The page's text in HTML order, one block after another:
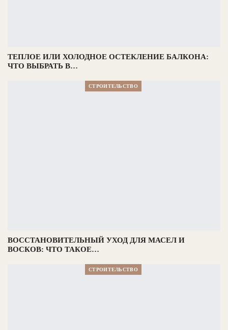
ТЕПЛОЕ ИЛИ ХОЛОДНОЕ ОСТЕКЛЕНИЕ БАЛКОНА:
ЧТО ВЫБРАТЬ В…
СТРОИТЕЛЬСТВО
ВОССТАНОВИТЕЛЬНЫЙ УХОД ДЛЯ МАСЕЛ И
ВОСКОВ: ЧТО ТАКОЕ…
СТРОИТЕЛЬСТВО